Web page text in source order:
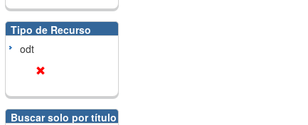
Tipo de Recurso
odt
Buscar solo por título